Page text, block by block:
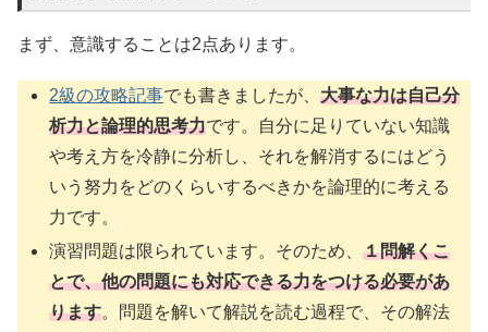
まず、意識することは2点あります。
2級の攻略記事でも書きましたが、大事な力は自己分
析力と論理的思考力です。自分に足りていない知識
や考え方を冷静に分析し、それを解消するにはどう
いう努力をどのくらいするべきかを論理的に考える
力です。
演習問題は限られています。そのため、１問解くこ
とで、他の問題にも対応できる力をつける必要があ
ります。問題を解いて解説を読む過程で、その解法